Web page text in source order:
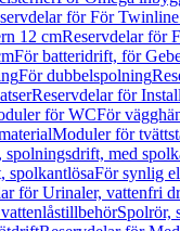
för För
12 cmReservdelar för
För batteridrift, för
För dubbelspolning
Reservdelar för
för WCFör
Moduler för
spolningsdrift, med
spolkantlösaFör synlig
för Urinaler, vattenfri
Spolrör,